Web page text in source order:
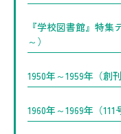
『学校図書館』特
～）
1950年～1959年（創
1960年～1969年（111